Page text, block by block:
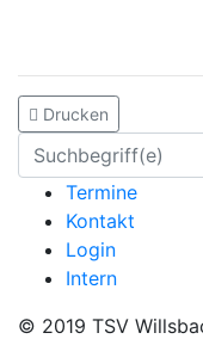
Drucken
Termine
Kontakt
Login
Intern
© 2019 TSV